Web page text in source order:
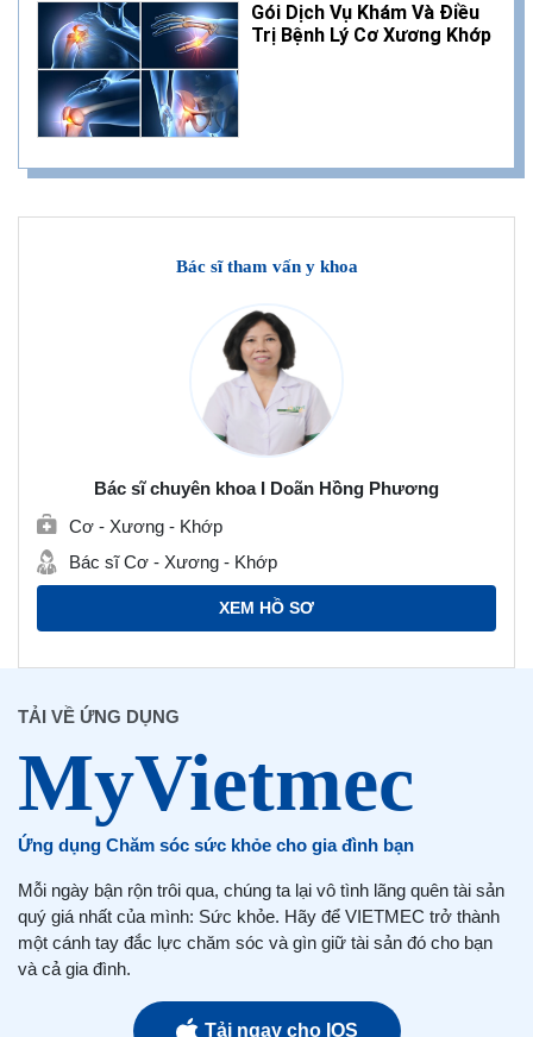
Gói Dịch Vụ Khám Và Điều
Trị Bệnh Lý Cơ Xương Khớp
Bác sĩ tham vấn y khoa
Bác sĩ chuyên khoa I Doãn Hồng Phương
Cơ - Xương - Khớp
Bác sĩ Cơ - Xương - Khớp
XEM HỒ SƠ
TẢI VỀ ỨNG DỤNG
Ứng dụng Chăm sóc sức khỏe cho gia đình bạn
Mỗi ngày bận rộn trôi qua, chúng ta lại vô tình lãng quên tài sản
quý giá nhất của mình: Sức khỏe. Hãy để VIETMEC trở thành
một cánh tay đắc lực chăm sóc và gìn giữ tài sản đó cho bạn
và cả gia đình.
Tải ngay cho IOS